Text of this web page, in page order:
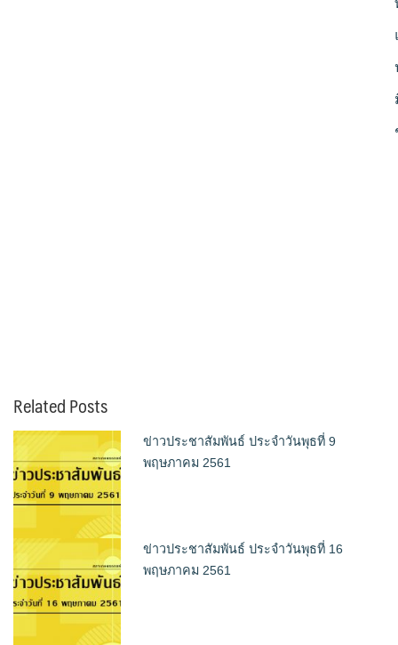
Related Posts
ข่าวประชาสัมพันธ์ ประจำวันพุธที่ 9
พฤษภาคม 2561
ข่าวประชาสัมพันธ์ ประจำวันพุธที่ 16
พฤษภาคม 2561